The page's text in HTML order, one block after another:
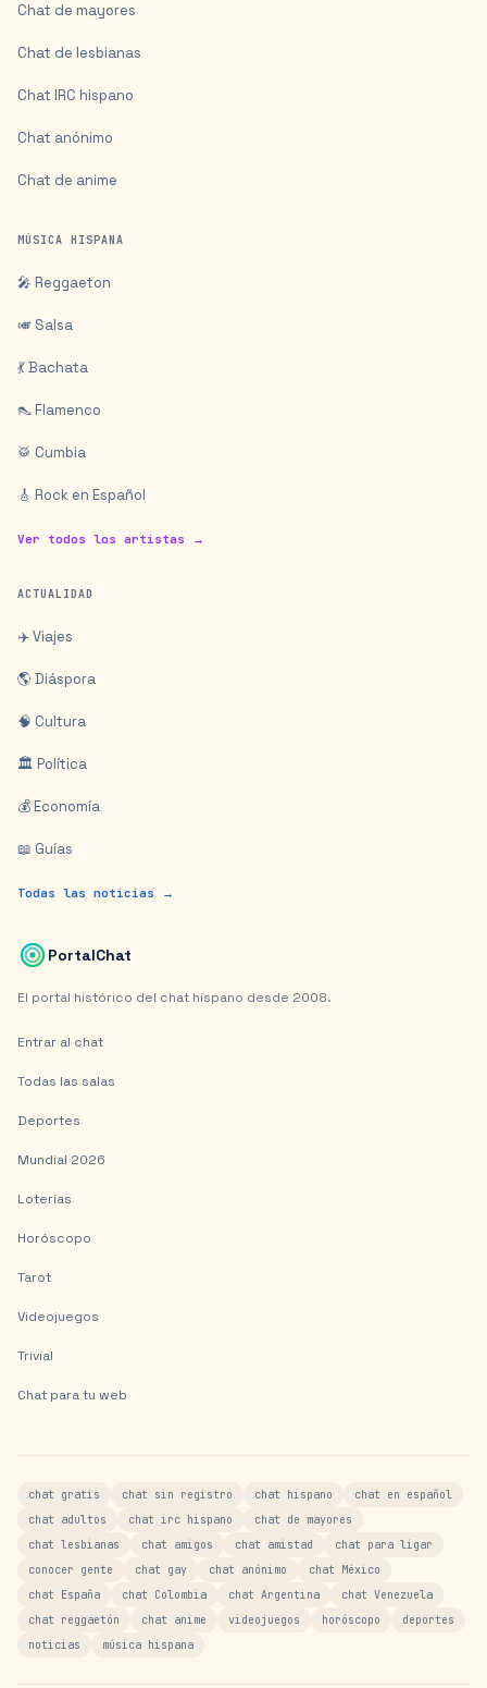
Chat de mayores
Chat de lesbianas
Chat IRC hispano
Chat anónimo
Chat de anime
MÚSICA HISPANA
🎤 Reggaeton
🎺 Salsa
💃 Bachata
👠 Flamenco
🥁 Cumbia
🎸 Rock en Español
Ver todos los artistas →
ACTUALIDAD
✈️ Viajes
🌎 Diáspora
🧠 Cultura
🏛️ Política
💰 Economía
📖 Guías
Todas las noticias →
PortalChat
El portal histórico del chat hispano desde 2008.
Entrar al chat
Todas las salas
Deportes
Mundial 2026
Loterías
Horóscopo
Tarot
Videojuegos
Trivial
Chat para tu web
chat gratis chat sin registro chat hispano
chat en español
chat adultos
chat irc hispano
chat de mayores
chat lesbianas
chat amigos chat amistad
chat para ligar
conocer gente
chat gay chat anónimo
chat México
chat España
chat Colombia chat Argentina
chat Venezuela
chat reggaetón
chat anime videojuegos horóscopo
deportes
noticias
música hispana